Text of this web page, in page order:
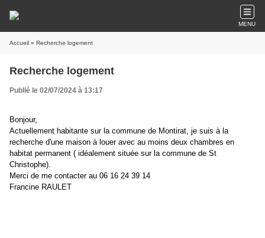
MENU
Accueil » Recherche logement
Recherche logement
Publié le 02/07/2024 à 13:17
Bonjour,
Actuellement habitante sur la commune de Montirat, je suis à la
recherche d'une maison à louer avec au moins deux chambres en
habitat permanent ( idéalement située sur la commune de St
Christophe).
Merci de me contacter au 06 16 24 39 14
Francine RAULET